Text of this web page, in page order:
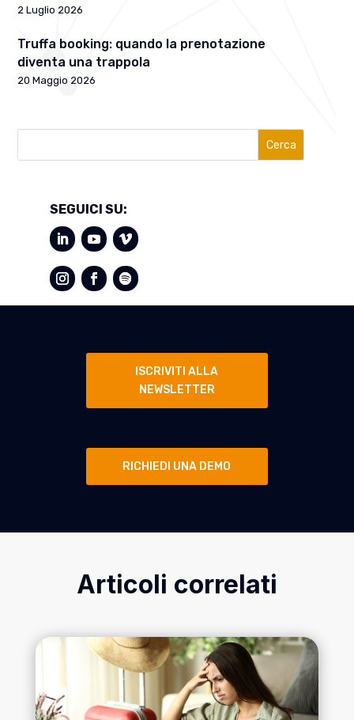
2 Luglio 2026
Truffa booking: quando la prenotazione
diventa una trappola
20 Maggio 2026
Cerca
SEGUICI SU:
ISCRIVITI ALLA
NEWSLETTER
RICHIEDI UNA DEMO
Articoli correlati